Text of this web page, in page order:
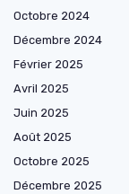
Octobre 2024
Décembre 2024
Février 2025
Avril 2025
Juin 2025
Août 2025
Octobre 2025
Décembre 2025